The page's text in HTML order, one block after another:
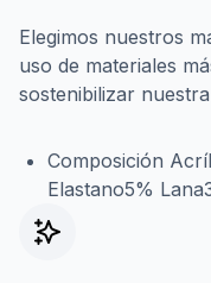
Elegimos nuestros
uso de materiales
sostenibilizar
Composición
Elastano5%